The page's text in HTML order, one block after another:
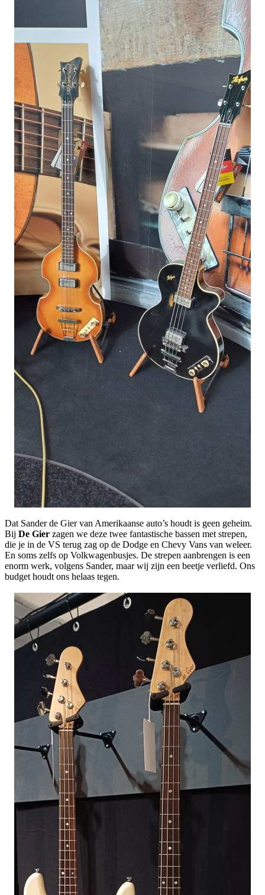
Dat Sander de Gier van Amerikaanse auto’s houdt is geen geheim.
Bij De Gier zagen we deze twee fantastische bassen met strepen,
die je in de VS terug zag op de Dodge en Chevy Vans van weleer.
En soms zelfs op Volkwagenbusjes. De strepen aanbrengen is een
enorm werk, volgens Sander, maar wij zijn een beetje verliefd. Ons
budget houdt ons helaas tegen.